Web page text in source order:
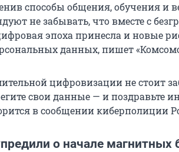
способы общения, обучения и
не забывать, что вместе с
эпоха принесла и новые
данных, пишет
цифровизации не стоит
свои данные — и поздравьте
в сообщении киберполиции
о начале магнитных